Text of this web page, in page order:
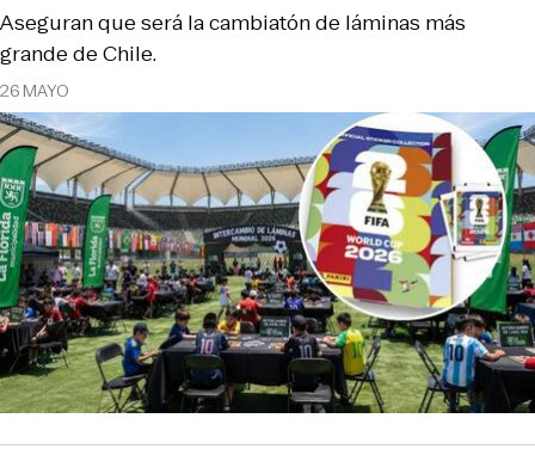
26 MAYO
Aseguran que será la cambiatón de láminas más
grande de Chile.